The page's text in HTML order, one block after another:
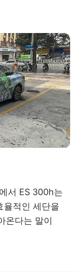
서 ES 300h는
율적인 세단을
온다는 말이